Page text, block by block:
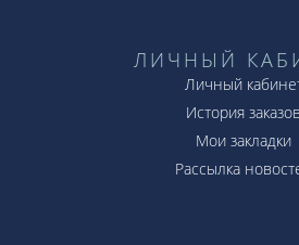
ЛИЧНЫЙ
Личный
История
Мои закладки
Рассылка